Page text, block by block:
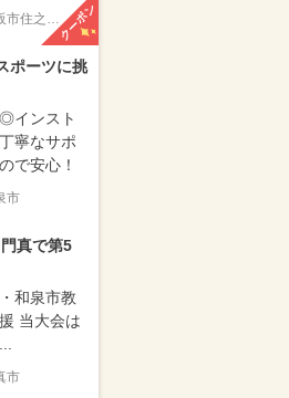
住之江区 クーポン
ポーツに挑
インスト
寧なサポ
で安心！
市
真で第5
和泉市教
当大会は
市